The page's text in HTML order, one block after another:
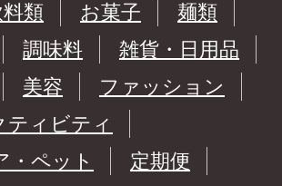
類 お菓子
麺類
調味料
雑貨・日用品
美容
ファッション
ティビティ
・ペット
定期便